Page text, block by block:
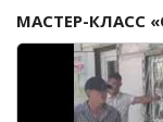
МАСТЕР-КЛАСС